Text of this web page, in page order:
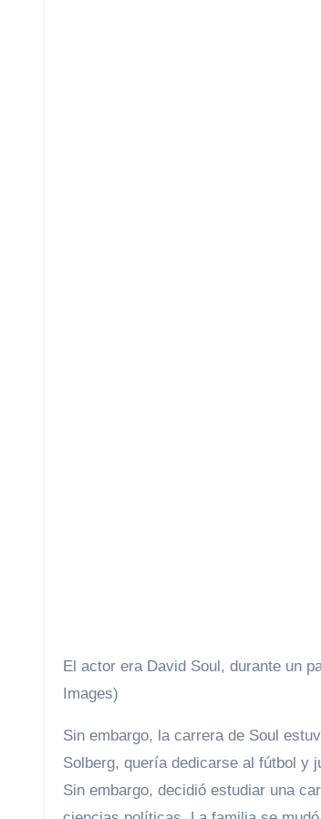
El actor era David Soul, durante un
Images)
Sin embargo, la carrera de Soul
Solberg, quería dedicarse al fútbol y
Sin embargo, decidió estudiar una